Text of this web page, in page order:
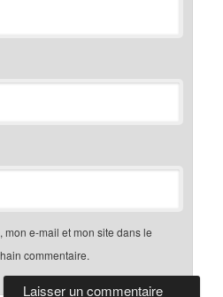
mon e-mail et mon site dans le
commentaire.